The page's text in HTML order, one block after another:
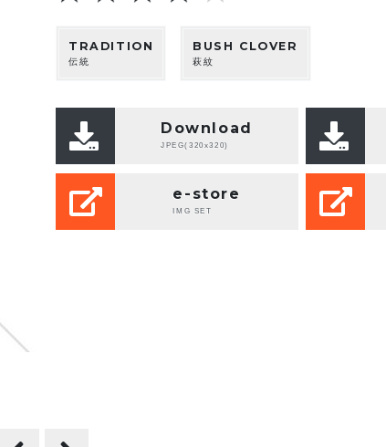
TRADITION
伝統
BUSH CLOVER
萩紋
Download
JPEG(320x320)
e-store
IMG SET